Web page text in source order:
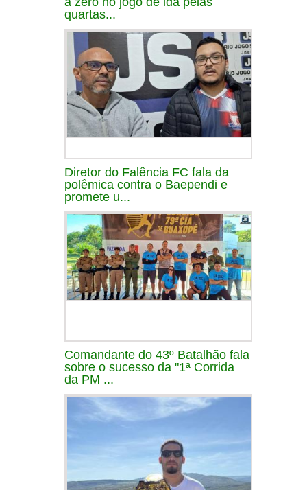
quartas...
Diretor do Falência FC fala da
polêmica contra o Baependi e
promete u...
Comandante do 43º Batalhão fala
sobre o sucesso da "1ª Corrida
da PM ...